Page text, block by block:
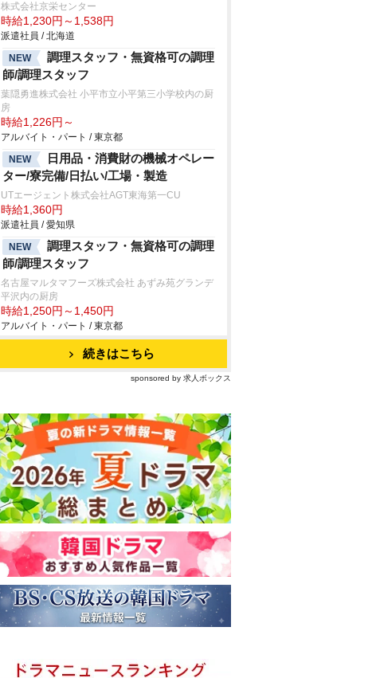
株式会社京栄センター
時給1,230円～1,538円
派遣社員 / 北海道
NEW
調理スタッフ・無資格可の調理
師/調理スタッフ
葉隠勇進株式会社 小平市立小平第三小学校内の厨
房
時給1,226円～
アルバイト・パート / 東京都
NEW
日用品・消費財の機械オペレー
ター/寮完備/日払い/工場・製造
UTエージェント株式会社AGT東海第一CU
時給1,360円
派遣社員 / 愛知県
NEW
調理スタッフ・無資格可の調理
師/調理スタッフ
名古屋マルタマフーズ株式会社 あずみ苑グランデ
平沢内の厨房
時給1,250円～1,450円
アルバイト・パート / 東京都
続きはこちら
sponsored by 求人ボックス